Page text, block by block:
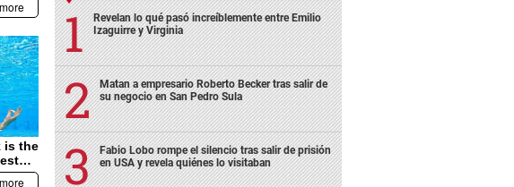
Revelan lo qué pasó increíblemente entre Emilio
Izaguirre y Virginia
Matan a empresario Roberto Becker tras salir de
su negocio en San Pedro Sula
Fabio Lobo rompe el silencio tras salir de prisión
en USA y revela quiénes lo visitaban